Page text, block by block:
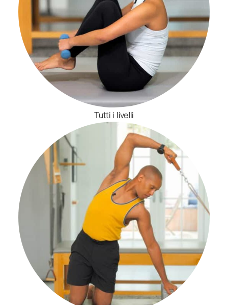
Tutti i livelli